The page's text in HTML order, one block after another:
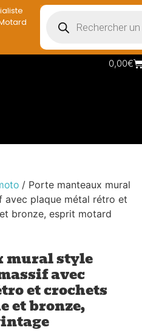
gratuite
Garantie 2 ans
0,00€
/ Porte manteaux mural
avec plaque métal rétro et
bronze, esprit motard
mural style
avec
et crochets
et bronze,